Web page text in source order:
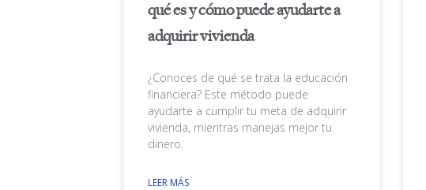
qué es y cómo puede ayudarte a
adquirir vivienda
¿Conoces de qué se trata la educación
financiera? Este método puede
ayudarte a cumplir tu meta de adquirir
vivienda, mientras manejas mejor tu
dinero.
LEER MÁS